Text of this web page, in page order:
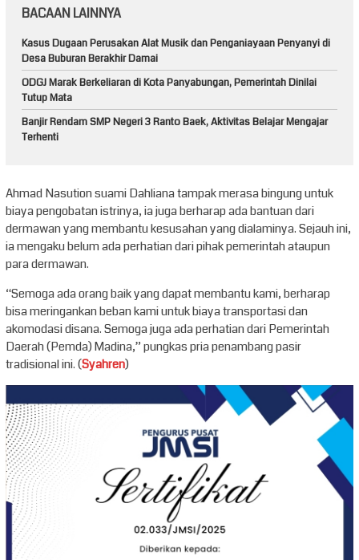
BACAAN LAINNYA
Kasus Dugaan Perusakan Alat Musik dan Penganiayaan Penyanyi di
Desa Buburan Berakhir Damai
ODGJ Marak Berkeliaran di Kota Panyabungan, Pemerintah Dinilai
Tutup Mata
Banjir Rendam SMP Negeri 3 Ranto Baek, Aktivitas Belajar Mengajar
Terhenti
Ahmad Nasution suami Dahliana tampak merasa bingung untuk
biaya pengobatan istrinya, ia juga berharap ada bantuan dari
dermawan yang membantu kesusahan yang dialaminya. Sejauh ini,
ia mengaku belum ada perhatian dari pihak pemerintah ataupun
para dermawan.
“Semoga ada orang baik yang dapat membantu kami, berharap
bisa meringankan beban kami untuk biaya transportasi dan
akomodasi disana. Semoga juga ada perhatian dari Pemerintah
Daerah (Pemda) Madina,” pungkas pria penambang pasir
tradisional ini. (Syahren)